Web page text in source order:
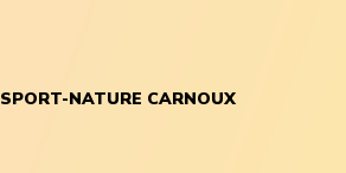
SPORT-NATURE CARNOUX